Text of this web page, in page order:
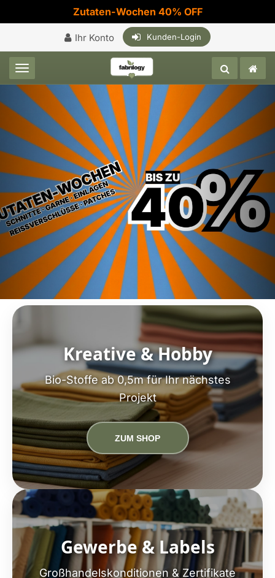
Zutaten-Wochen 40% OFF
Ihr Konto Kunden-Login
Toggle navigation
Kreative & Hobby
Bio-Stoffe ab 0,5m für Ihr nächstes
Projekt
ZUM SHOP
Gewerbe & Labels
Großhandelskonditionen & Zertifikate